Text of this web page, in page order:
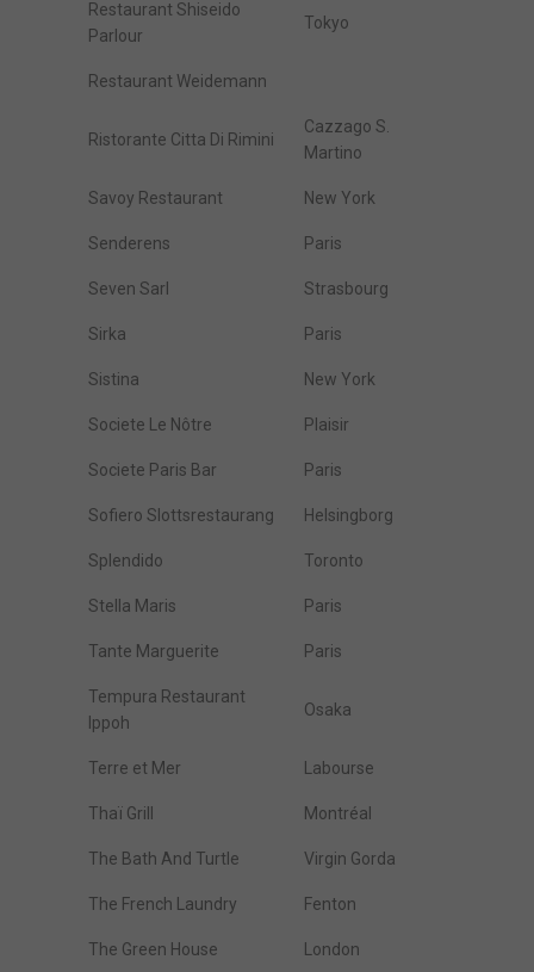
Restaurant Shiseido
Parlour
Tokyo
Restaurant Weidemann
Ristorante Citta Di Rimini
Cazzago S.
Martino
Savoy Restaurant New York
Senderens Paris
Seven Sarl Strasbourg
Sirka Paris
Sistina New York
Societe Le Nôtre Plaisir
Societe Paris Bar Paris
Sofiero Slottsrestaurang Helsingborg
Splendido Toronto
Stella Maris Paris
Tante Marguerite Paris
Tempura Restaurant
Ippoh
Osaka
Terre et Mer Labourse
Thaï Grill Montréal
The Bath And Turtle Virgin Gorda
The French Laundry Fenton
The Green House London